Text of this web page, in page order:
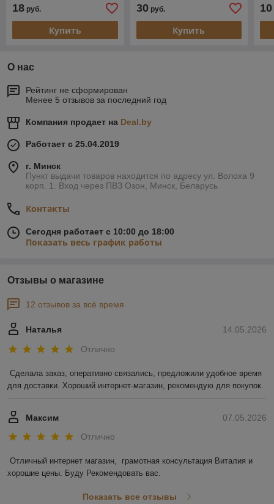
18 руб.
Купить
ревизии
30руб.
Купить
10
О нас
Рейтинг не сформирован
Менее 5 отзывов за последний год
Компания продает на Deal.by
Работает с 25.04.2019
г. Минск
Пункт выдачи товаров находится по адресу ул. Волоха 9
корп. 1. Вход через ПВЗ Озон, Минск, Беларусь
Контакты
Сегодня работает с 10:00 до 18:00
Показать весь график работы
Отзывы о магазине
12 отзывов за всё время
14.05.2026
Наталья
Отлично
Сделала заказ, оперативно связались, предложили удобное время
для доставки. Хороший интернет-магазин, рекомендую для покупок.
07.05.2026
Максим
Отлично
Отличный интернет магазин,  грамотная консультация Виталия и
хорошие цены. Буду Рекомендовать вас.
Показать все отзывы